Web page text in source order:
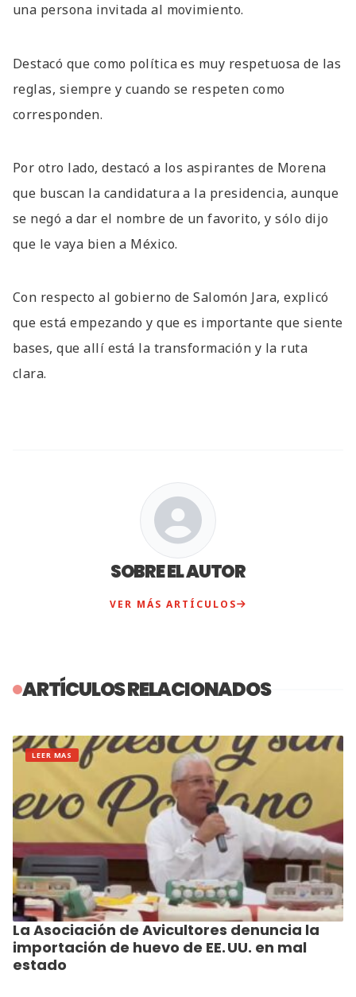
una persona invitada al movimiento.
Destacó que como política es muy respetuosa de las
reglas, siempre y cuando se respeten como
corresponden.
Por otro lado, destacó a los aspirantes de Morena
que buscan la candidatura a la presidencia, aunque
se negó a dar el nombre de un favorito, y sólo dijo
que le vaya bien a México.
Con respecto al gobierno de Salomón Jara, explicó
que está empezando y que es importante que siente
bases, que allí está la transformación y la ruta
clara.
SOBRE EL AUTOR
VER MÁS ARTÍCULOS
ARTÍCULOS RELACIONADOS
LEER MAS
La Asociación de Avicultores denuncia la
importación de huevo de EE. UU. en mal
estado